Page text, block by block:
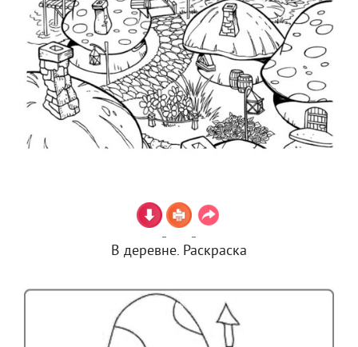
В деревне. Раскраска